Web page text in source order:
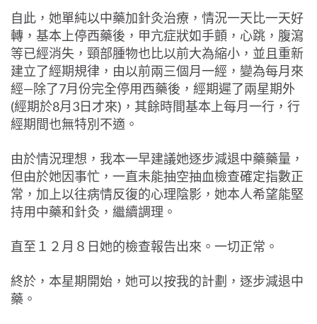
自此，她單純以中藥加針灸治療，情況一天比一天好
轉，基本上停西藥後，甲亢症狀如手顫，心跳，腹瀉
等已經消失，頸部腫物也比以前大為縮小，並且重新
建立了經期規律，由以前兩三個月一經，變為每月來
經—除了7月份完全停用西藥後，經期遲了兩星期外
(經期於8月3日才來)，其餘時間基本上每月一行，行
經期間也無特別不適。
由於情況理想，我本一早建議她逐步減退中藥藥量，
但由於她因事忙，一直未能抽空抽血檢查確定指數正
常，加上以往病情反復的心理陰影，她本人希望能堅
持用中藥和針灸，繼續調理。
直至１２月８日她的檢查報告出來。一切正常。
終於，本星期開始，她可以按我的計劃，逐步減退中
藥。